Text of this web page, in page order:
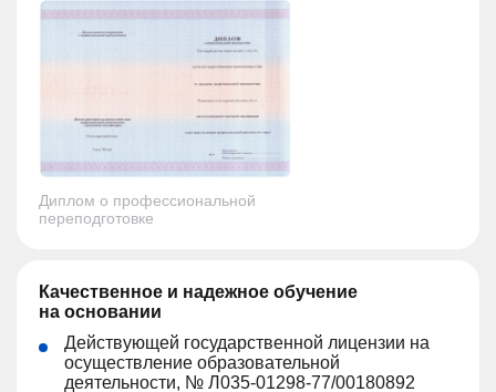
Диплом о профессиональной
переподготовке
Качественное и надежное обучение
на основании
Действующей государственной лицензии на
осуществление образовательной
деятельности, № Л035-01298-77/00180892